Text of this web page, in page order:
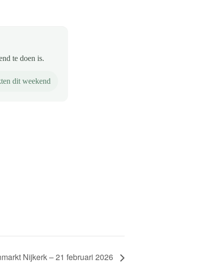
te doen is.
dit weekend
Nijkerk – 21 februari 2026